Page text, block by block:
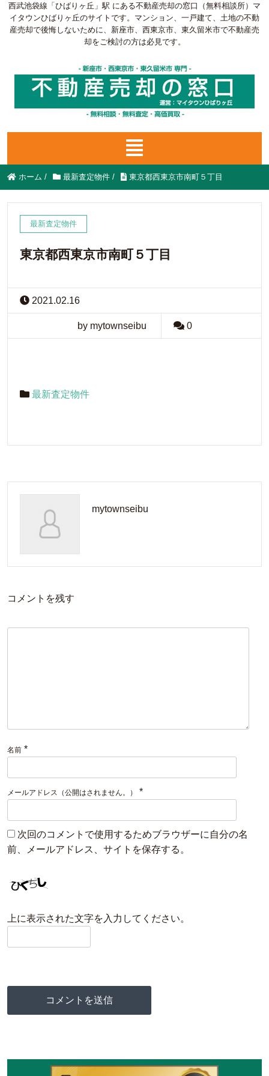
西武池袋線「ひばりヶ丘」駅 にある不動産売却の窓口（無料相談所）マ
イタウンひばりヶ丘のサイトです。マンション、一戸建て、土地の不動
産売却で後悔しないために、新座市、西東京市、東久留米市で不動産売
却をご検討の方は必見です。
ホーム / 最新査定物件 / 東京都西東京市南町５丁目
最新査定物件
東京都西東京市南町５丁目
2021.02.16
by mytownseibu 0
最新査定物件
mytownseibu
コメントを残す
名前 *
メールアドレス（公開はされません。） *
次回のコメントで使用するためブラウザーに自分の名
前、メールアドレス、サイトを保存する。
上に表示された文字を入力してください。